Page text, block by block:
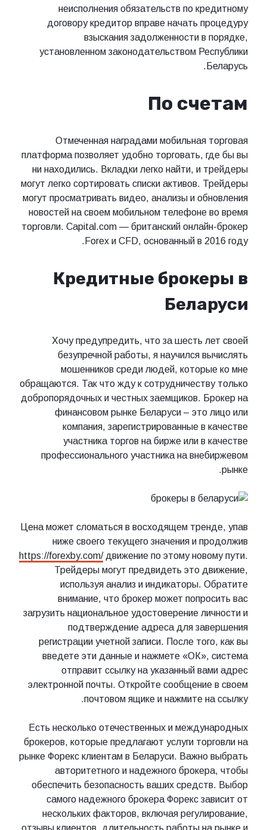
неисполнения обязательств по кредитному
договору кредитор вправе начать процедуру
взыскания задолженности в порядке,
установленном законодательством Республики
Беларусь.
По счетам
Отмеченная наградами мобильная торговая
платформа позволяет удобно торговать, где бы вы
ни находились. Вкладки легко найти, и трейдеры
могут легко сортировать списки активов. Трейдеры
могут просматривать видео, анализы и обновления
новостей на своем мобильном телефоне во время
торговли. Capital.com — британский онлайн-брокер
Forex и CFD, основанный в 2016 году.
Кредитные брокеры в
Беларуси
Хочу предупредить, что за шесть лет своей
безупречной работы, я научился вычислять
мошенников среди людей, которые ко мне
обращаются. Так что жду к сотрудничеству только
добропорядочных и честных заемщиков. Брокер на
финансовом рынке Беларуси – это лицо или
компания, зарегистрированные в качестве
участника торгов на бирже или в качестве
профессионального участника на внебиржевом
рынке.
Цена может сломаться в восходящем тренде, упав
ниже своего текущего значения и продолжив
https://forexby.com/движение по этому новому пути.
Трейдеры могут предвидеть это движение,
используя анализ и индикаторы. Обратите
внимание, что брокер может попросить вас
загрузить национальное удостоверение личности и
подтверждение адреса для завершения
регистрации учетной записи. После того, как вы
введете эти данные и нажмете «ОК», система
отправит ссылку на указанный вами адрес
электронной почты. Откройте сообщение в своем
почтовом ящике и нажмите на ссылку.
Есть несколько отечественных и международных
брокеров, которые предлагают услуги торговли на
рынке Форекс клиентам в Беларуси. Важно выбрать
авторитетного и надежного брокера, чтобы
обеспечить безопасность ваших средств. Выбор
самого надежного брокера Форекс зависит от
нескольких факторов, включая регулирование,